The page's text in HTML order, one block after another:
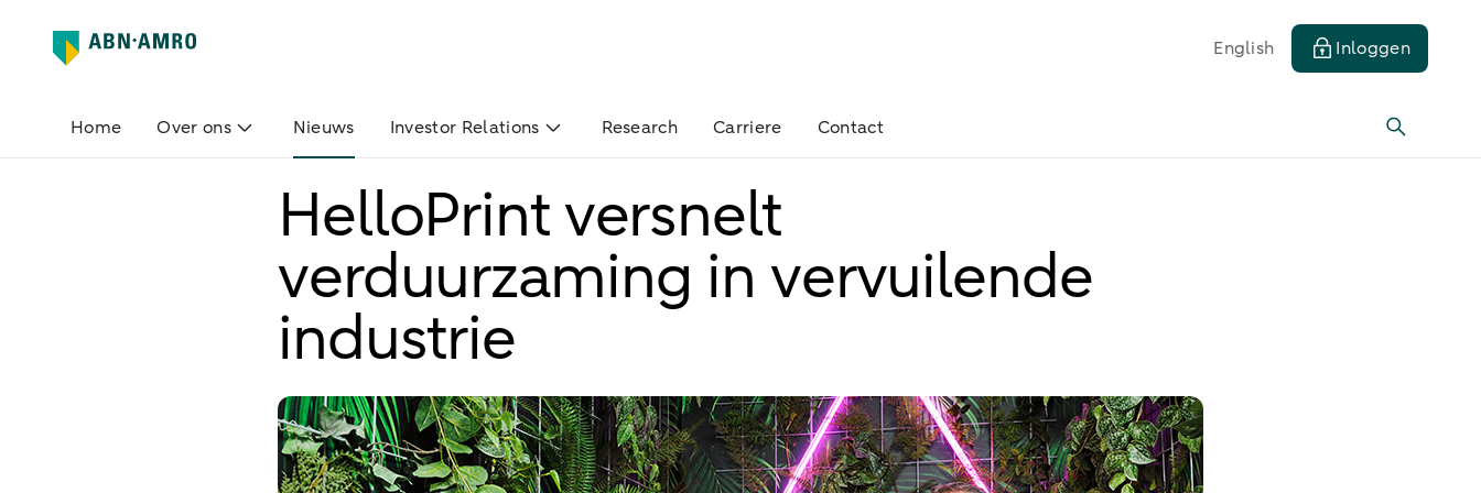
English Inloggen
Home Over ons Nieuws Investor Relations Research Carriere Contact
HelloPrint versnelt
verduurzaming in vervuilende
industrie